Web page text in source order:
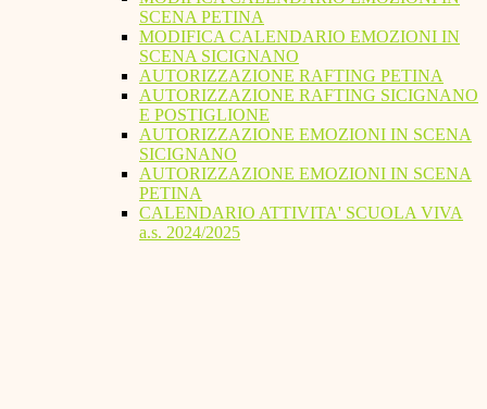
SCENA PETINA
MODIFICA CALENDARIO EMOZIONI IN
SCENA SICIGNANO
AUTORIZZAZIONE RAFTING PETINA
AUTORIZZAZIONE RAFTING SICIGNANO
E POSTIGLIONE
AUTORIZZAZIONE EMOZIONI IN SCENA
SICIGNANO
AUTORIZZAZIONE EMOZIONI IN SCENA
PETINA
CALENDARIO ATTIVITA' SCUOLA VIVA
a.s. 2024/2025